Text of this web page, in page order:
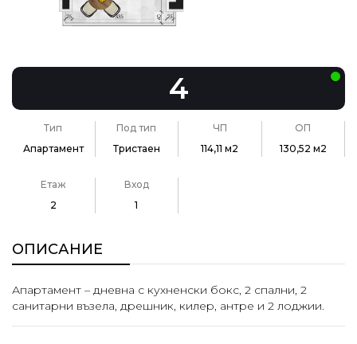
4
Тип
Апартамент
Под тип
Тристаен
ЧП
114,11 м2
ОП
130,52 м2
Етаж
2
Вход
1
ОПИСАНИЕ
Апартамент – дневна с кухненски бокс, 2 спални, 2
санитарни възела, дрешник, килер, антре и 2 лоджии.